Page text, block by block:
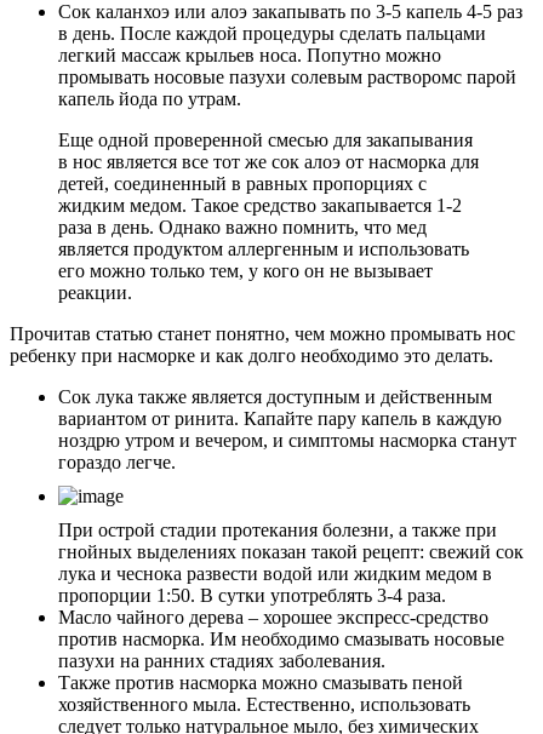
Сок каланхоэ или алоэ закапывать по 3-5 капель 4-5 раз
в день. После каждой процедуры сделать пальцами
легкий массаж крыльев носа. Попутно можно
промывать носовые пазухи солевым растворомс парой
капель йода по утрам.
Еще одной проверенной смесью для закапывания
в нос является все тот же сок алоэ от насморка для
детей, соединенный в равных пропорциях с
жидким медом. Такое средство закапывается 1-2
раза в день. Однако важно помнить, что мед
является продуктом аллергенным и использовать
его можно только тем, у кого он не вызывает
реакции.
Прочитав статью станет понятно, чем можно промывать нос
ребенку при насморке и как долго необходимо это делать.
Сок лука также является доступным и действенным
вариантом от ринита. Капайте пару капель в каждую
ноздрю утром и вечером, и симптомы насморка станут
гораздо легче.
При острой стадии протекания болезни, а также при
гнойных выделениях показан такой рецепт: свежий сок
лука и чеснока развести водой или жидким медом в
пропорции 1:50. В сутки употреблять 3-4 раза.
Масло чайного дерева – хорошее экспресс-средство
против насморка. Им необходимо смазывать носовые
пазухи на ранних стадиях заболевания.
Также против насморка можно смазывать пеной
хозяйственного мыла. Естественно, использовать
следует только натуральное мыло, без химических